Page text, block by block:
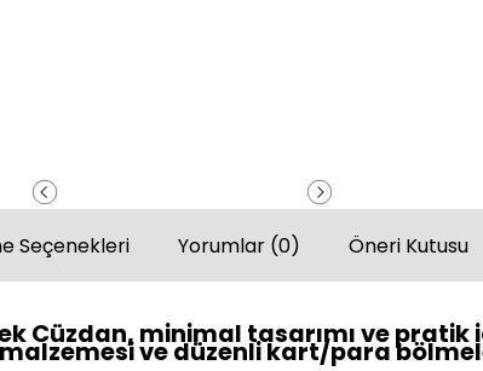
Seçenekleri Yorumlar (0) Öneri Kutusu
Cüzdan, minimal tasarımı ve
malzemesi ve düzenli kart/para